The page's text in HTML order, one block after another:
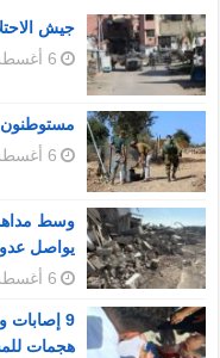
جيش
6 أغسطس، 2026
مستوطنون
6 أغسطس، 2026
وسط
يواصل
6 أغسطس، 2026
هجمات